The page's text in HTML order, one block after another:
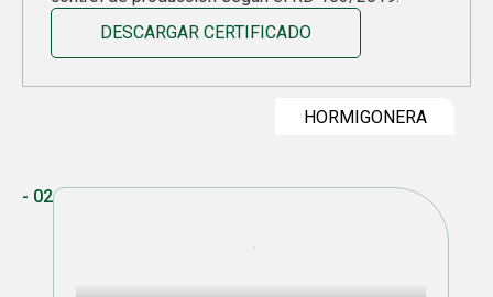
DESCARGAR CERTIFICADO
HORMIGONERA
- 02